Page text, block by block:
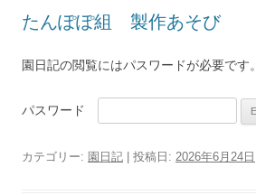
たんぽぽ組 製作あそび
園日記の閲覧にはパスワードが必要です。
パスワード
カテゴリー: 園日記 | 投稿日: 2026年6月24日